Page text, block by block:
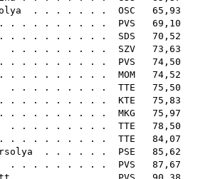
. . . . . . . OSC 65,93
. . . . . . . . . PVS 69,10
. . . . . . . . . SDS 70,52
. . . . . . . . . SZV 73,63
. . . . . . . . . PVS 74,50
. . . . . . . . . MOM 74,52
. . . . . . . . . TTE 75,50
. . . . . . . . . KTE 75,83
. . . . . . . . . MKG 75,97
. . . . . . . . . TTE 78,50
. . . . . . . . . TTE 84,07
. . . . . . PSE 85,62
. . . . . . . . . PVS 87,67